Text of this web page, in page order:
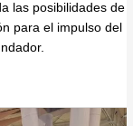
las posibilidades de
para el impulso del